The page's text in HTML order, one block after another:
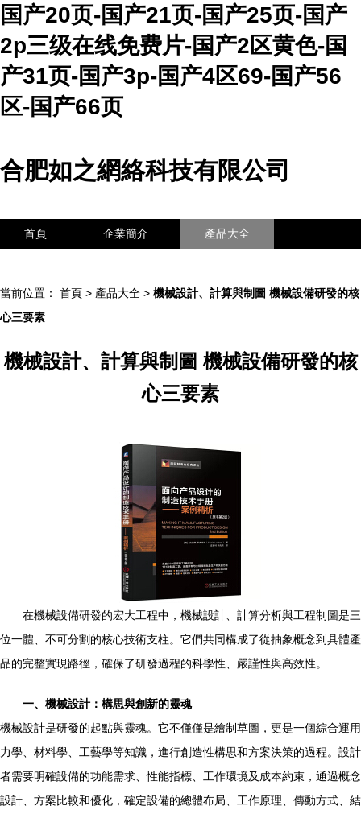
国产20页-国产21页-国产25页-国产
2p三级在线免费片-国产2区黄色-国
产31页-国产3p-国产4区69-国产56
区-国产66页
合肥如之網絡科技有限公司
首頁 企業簡介 產品大全
當前位置： 首頁 > 產品大全 > 機械設計、計算與制圖 機械設備研發的核
心三要素
機械設計、計算與制圖 機械設備研發的核
心三要素
在機械設備研發的宏大工程中，機械設計、計算分析與工程制圖是三
位一體、不可分割的核心技術支柱。它們共同構成了從抽象概念到具體產
品的完整實現路徑，確保了研發過程的科學性、嚴謹性與高效性。
一、機械設計：構思與創新的靈魂
機械設計是研發的起點與靈魂。它不僅僅是繪制草圖，更是一個綜合運用
力學、材料學、工藝學等知識，進行創造性構思和方案決策的過程。設計
者需要明確設備的功能需求、性能指標、工作環境及成本約束，通過概念
設計、方案比較和優化，確定設備的總體布局、工作原理、傳動方式、結